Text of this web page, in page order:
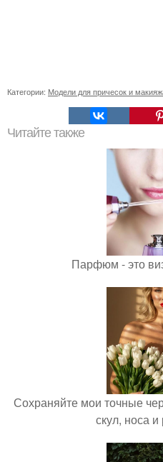
Категории: Модели для причесок и
Читайте также
Парфюм - это
Сохраняйте мои точные
скул, носа и